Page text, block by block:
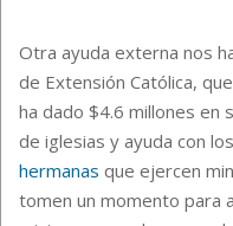
Otra ayuda externa nos
de Extensión Católica,
ha dado $4.6 millones en
de iglesias y ayuda con
hermanas que ejercen
tomen un momento para